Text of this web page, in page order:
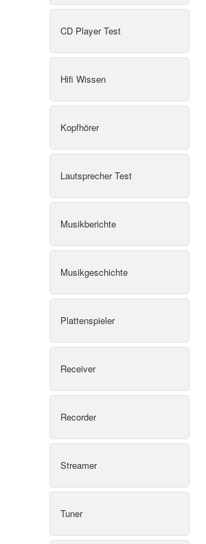
CD Player Test
Hifi Wissen
Kopfhörer
Lautsprecher Test
Musikberichte
Musikgeschichte
Plattenspieler
Receiver
Recorder
Streamer
Tuner